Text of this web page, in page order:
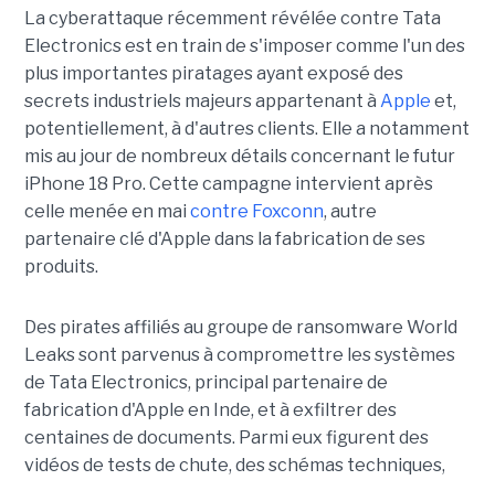
La cyberattaque récemment révélée contre Tata
Electronics est en train de s'imposer comme l'un des
plus importantes piratages ayant exposé des
secrets industriels majeurs appartenant à Apple et,
potentiellement, à d'autres clients. Elle a notamment
mis au jour de nombreux détails concernant le futur
iPhone 18 Pro. Cette campagne intervient après
celle menée en mai contre Foxconn, autre
partenaire clé d'Apple dans la fabrication de ses
produits.
Des pirates affiliés au groupe de ransomware World
Leaks sont parvenus à compromettre les systèmes
de Tata Electronics, principal partenaire de
fabrication d'Apple en Inde, et à exfiltrer des
centaines de documents. Parmi eux figurent des
vidéos de tests de chute, des schémas techniques,